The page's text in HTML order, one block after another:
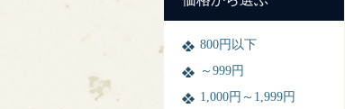
800円以下
～999円
1,000円～1,999円